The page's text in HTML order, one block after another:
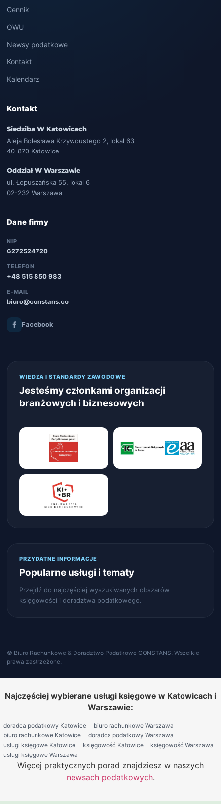
Cennik
OWU
Newsy podatkowe
Kontakt
Kalendarz
Kontakt
Siedziba W Katowicach
Aleja Bolesława Krzywoustego 2, lokal 63
40-870 Katowice
Oddział W Warszawie
ul. Łopuszańska 55, lokal 6
02-232 Warszawa
Dane firmy
NIP
6272524720
TELEFON
+48 515 850 983
E-MAIL
biuro@constans.co
Facebook
WIEDZA I STANDARDY ZAWODOWE
Jesteśmy członkami organizacji
branżowych i biznesowych
PRZYDATNE INFORMACJE
Popularne usługi i tematy
Przejdź do najczęściej wyszukiwanych obszarów
księgowości i doradztwa podatkowego.
© Biuro Rachunkowe & Doradztwo Podatkowe CONSTANS. Wszelkie
prawa zastrzeżone.
Najczęściej wybierane usługi księgowe w Katowicach i
Warszawie:
doradca podatkowy Katowice
biuro rachunkowe Warszawa
biuro rachunkowe Katowice
doradca podatkowy Warszawa
usługi księgowe Katowice
księgowość Katowice
księgowość Warszawa
usługi księgowe Warszawa
Więcej praktycznych porad znajdziesz w naszych
newsach podatkowych.